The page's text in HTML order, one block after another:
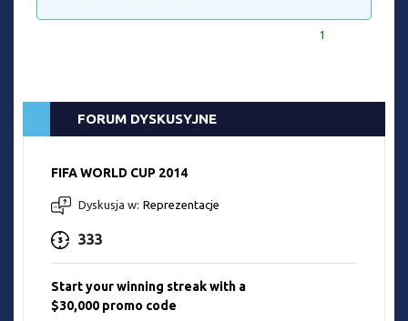
1
FORUM DYSKUSYJNE
FIFA WORLD CUP 2014
Dyskusja w: Reprezentacje
333
Start your winning streak with a
$30,000 promo code